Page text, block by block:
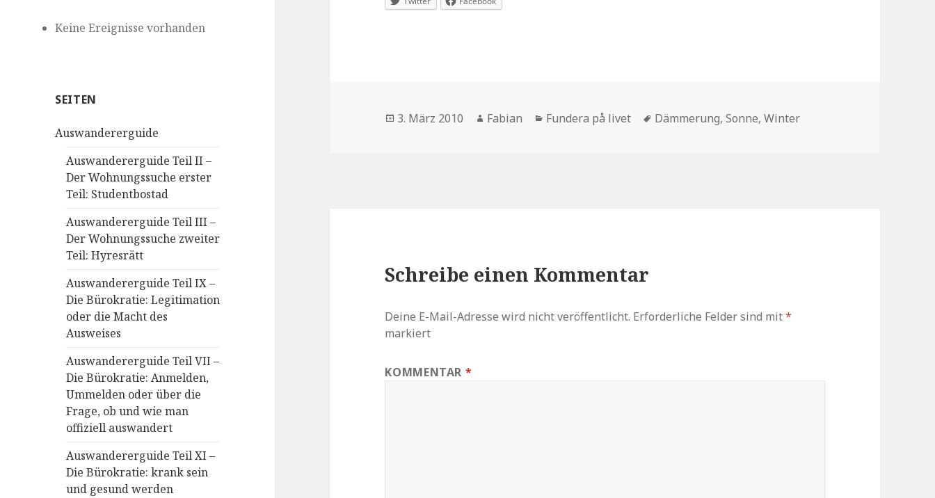
Keine Ereignisse vorhanden
SEITEN
Auswandererguide
Auswandererguide Teil II –
Der Wohnungssuche erster
Teil: Studentbostad
Auswandererguide Teil III –
Der Wohnungssuche zweiter
Teil: Hyresrätt
Auswandererguide Teil IX –
Die Bürokratie: Legitimation
oder die Macht des
Ausweises
Auswandererguide Teil VII –
Die Bürokratie: Anmelden,
Ummelden oder über die
Frage, ob und wie man
offiziell auswandert
Auswandererguide Teil XI –
Die Bürokratie: krank sein
und gesund werden
Veröffentlicht
3. März 2010 Autor
Fabian Kategorien
Fundera på livet Schlagwörter
Dämmerung,Sonne,Winter
Schreibe einen Kommentar
Deine E-Mail-Adresse wird nicht veröffentlicht. Erforderliche Felder sind mit*
markiert
KOMMENTAR *